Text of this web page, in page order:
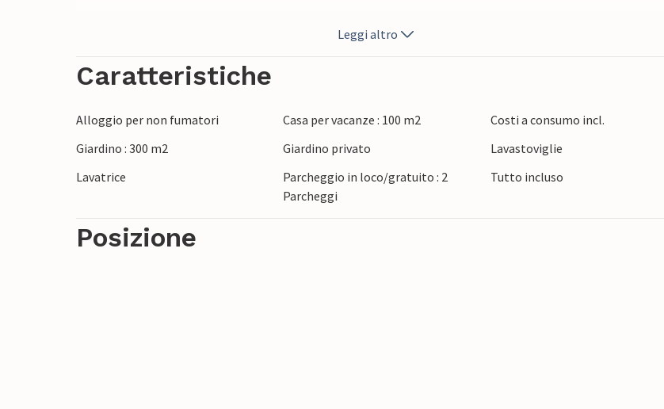
La bella e pittoresca cittadina di Otranto, il punto più orientale d'Italia, con la sua
incantevole cattedrale con il più grande mosaico d'Europa, il Castello Aragonese e alcune
delle più belle spiagge bianche d'Italia si trovano a circa 25 km di distanza. Nella vicina
l'anno, nei paesi vicini vengono organizzati numerosi eventi caratteristici e sagre di
balli popolari pugliesi e assaggiare le numerose specialità gastronomiche di questa
regione.
Leggi altro
Caratteristiche
Alloggio per non fumatori Casa per vacanze : 100 m2
Costi a consumo incl.
Giardino : 300 m2
Giardino privato
Lavastoviglie
Lavatrice
Parcheggio in loco/gratuito : 2
Parcheggi
Tutto incluso
Posizione